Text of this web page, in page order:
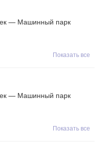
— Машинный парк
Показать все
— Машинный парк
Показать все